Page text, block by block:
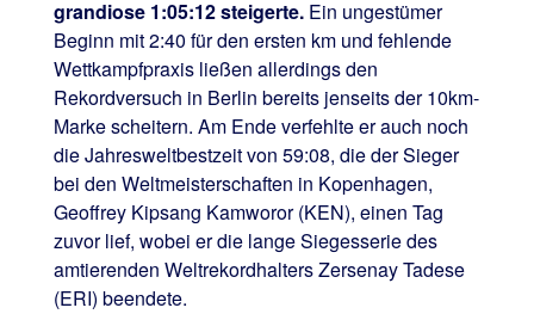
grandiose 1:05:12 steigerte. Ein ungestümer
Beginn mit 2:40 für den ersten km und fehlende
Wettkampfpraxis ließen allerdings den
Rekordversuch in Berlin bereits jenseits der 10km-
Marke scheitern. Am Ende verfehlte er auch noch
die Jahresweltbestzeit von 59:08, die der Sieger
bei den Weltmeisterschaften in Kopenhagen,
Geoffrey Kipsang Kamworor (KEN), einen Tag
zuvor lief, wobei er die lange Siegesserie des
amtierenden Weltrekordhalters Zersenay Tadese
(ERI) beendete.